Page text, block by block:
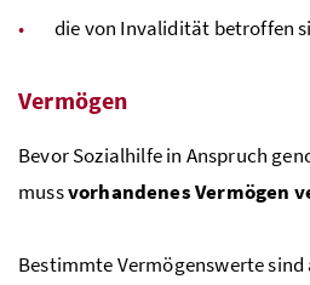
die von Invalidität betroffen
Vermögen
Bevor Sozialhilfe in Anspruch
mussvorhandenes Vermögen
Bestimmte Vermögenswerte